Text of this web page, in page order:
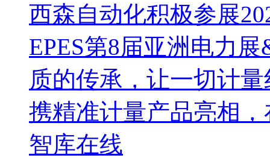
西森自动化积极参展
EPES第8届亚洲电力
质的传承，让一切计
携精准计量产品亮相
智库在线